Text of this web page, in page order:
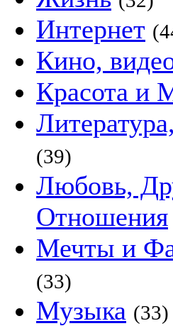
Интернет
Кино,
Красота и
(39)
Любовь,
Отношения
Мечты и
(33)
Музыка (33)